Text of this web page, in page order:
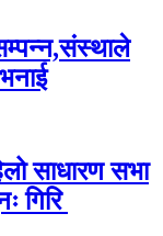
साधारण सभा
गिरि